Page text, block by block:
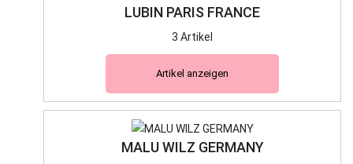
LUBIN PARIS FRANCE
3 Artikel
Artikel anzeigen
MALU WILZ GERMANY